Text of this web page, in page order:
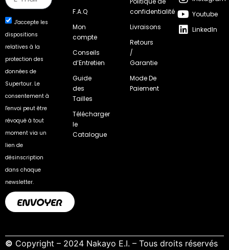
J'accepte les
dispositions
relatives à la
protection des
données de
Supertour. Le
consentement à
l'envoi peut être
révoqué à tout
moment via un
lien de
désinscription
dans chaque
newsletter.
ENVOYER
F.A.Q
Mon
compte
Conseils
d’Entretien
Guide
des
Tailles
Télécharger
le
Catalogue
confidentialité
Livraisons
Retours
/
Garantie
Mode De
Paiement
Youtube
LinkedIn
© Copyright – 2024 Nakayo E.I. – Tous droits réservés